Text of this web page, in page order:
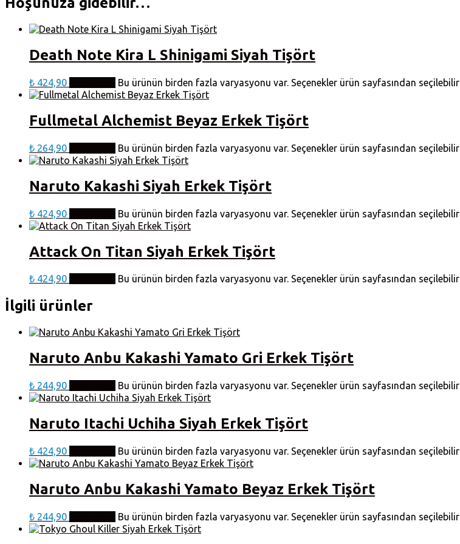
Death Note Kira L Shinigami Siyah Tişört
₺ 424,90 Bu ürünün birden fazla varyasyonu var. Seçenekler ürün sayfasından seçilebilir
Fullmetal Alchemist Beyaz Erkek Tişört
₺ 264,90 Bu ürünün birden fazla varyasyonu var. Seçenekler ürün sayfasından seçilebilir
Naruto Kakashi Siyah Erkek Tişört
₺ 424,90 Bu ürünün birden fazla varyasyonu var. Seçenekler ürün sayfasından seçilebilir
Attack On Titan Siyah Erkek Tişört
₺ 424,90 Bu ürünün birden fazla varyasyonu var. Seçenekler ürün sayfasından seçilebilir
İlgili ürünler
Naruto Anbu Kakashi Yamato Gri Erkek Tişört
₺ 244,90 Bu ürünün birden fazla varyasyonu var. Seçenekler ürün sayfasından seçilebilir
Naruto Itachi Uchiha Siyah Erkek Tişört
₺ 424,90 Bu ürünün birden fazla varyasyonu var. Seçenekler ürün sayfasından seçilebilir
Naruto Anbu Kakashi Yamato Beyaz Erkek Tişört
₺ 244,90 Bu ürünün birden fazla varyasyonu var. Seçenekler ürün sayfasından seçilebilir